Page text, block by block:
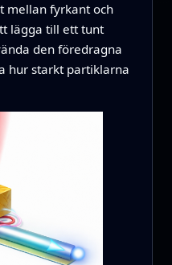
mellan fyrkant och
lägga till ett tunt
den föredragna
hur starkt partiklarna